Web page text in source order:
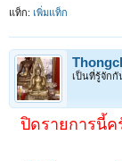
แท็ก: เพิ่มแท็ก
เป็นที่รู้จักกั
ปิดรายการนี้ค